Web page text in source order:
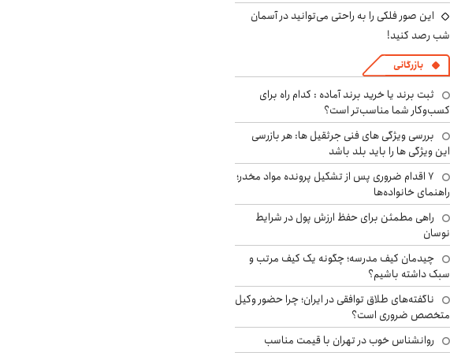
این صور فلکی را به راحتی می‌توانید در آسمان
شب رصد کنید!
بازرگانی
ثبت برند یا خرید برند آماده : کدام راه برای
کسب‌وکار شما مناسب‌تر است؟
بررسی ویژگی های فنی جرثقیل ها: هر بازرسی
این ویژگی ها را باید بلد باشد
۷ اقدام ضروری پس از تشکیل پرونده مواد مخدر؛
راهنمای خانواده‌ها
راهی مطمئن برای حفظ ارزش پول در شرایط
نوسان
چیدمان کیف مدرسه؛ چگونه یک کیف مرتب و
سبک داشته باشیم؟
ناگفته‌های طلاق توافقی در ایران؛ چرا حضور وکیل
متخصص ضروری است؟
روانشناس خوب در تهران با قیمت مناسب